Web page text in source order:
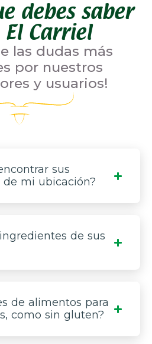
debes saber
El Carriel
las dudas más
por nuestros
y usuarios!
sus
mi ubicación?
de sus
de alimentos para
como sin gluten?